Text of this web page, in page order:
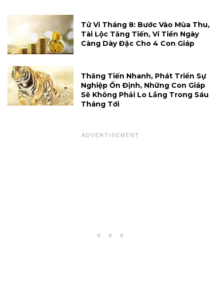
Tử Vi Tháng 8: Bước Vào Mùa Thu,
Tài Lộc Tăng Tiến, Ví Tiền Ngày
Càng Dày Đặc Cho 4 Con Giáp
Thăng Tiến Nhanh, Phát Triển Sự
Nghiệp Ổn Định, Những Con Giáp
Sẽ Không Phải Lo Lắng Trong Sáu
Tháng Tới